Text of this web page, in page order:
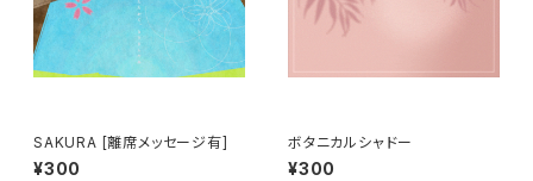
SAKURA [離席メッセージ有]
¥300
ボタニカルシャドー
¥300